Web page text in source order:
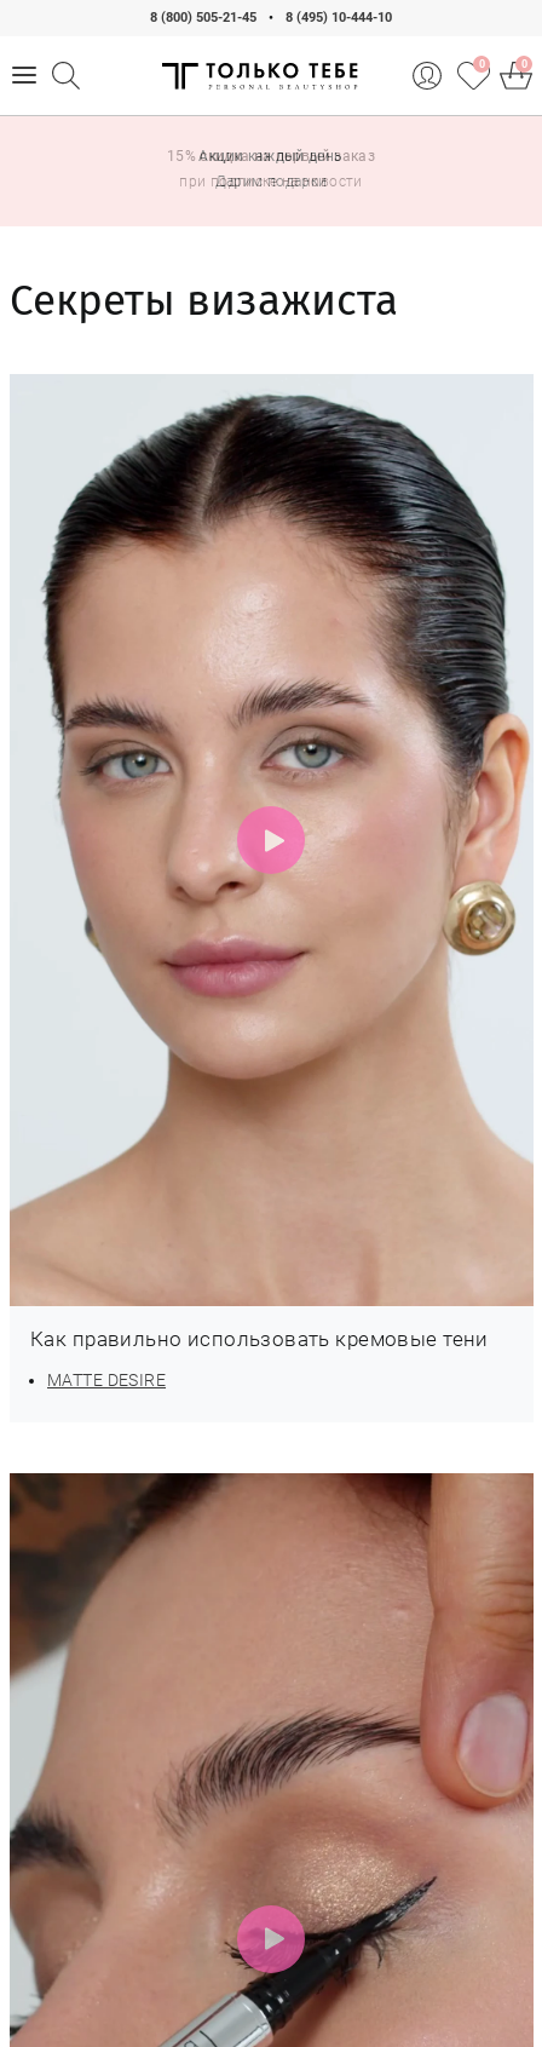
8 (800) 505-21-45 • 8 (495) 10-444-10
0 0
Акции каждый день
Дарим подарки
Секреты визажиста
Как правильно использовать кремовые тени
MATTE DESIRE